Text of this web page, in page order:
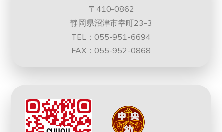
〒410-0862
静岡県沼津市幸町23-3
TEL：055-951-6694
FAX：055-952-0868